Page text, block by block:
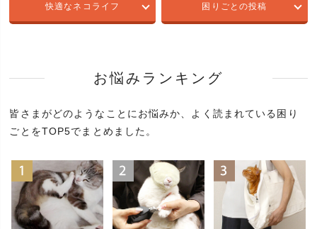
快適なネコライフ 困りごとの投稿
お悩みランキング
皆さまがどのようなことにお悩みか、よく読まれている困り
ごとをTOP5でまとめました。